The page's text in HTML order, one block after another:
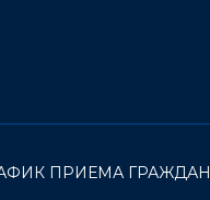
ПРИЕМА ГРАЖДАН